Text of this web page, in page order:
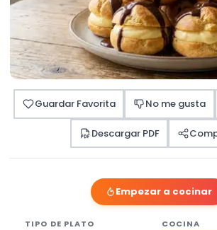
Guardar Favorita No me gusta
Descargar PDF
Empezar a cocinar
TIPO DE PLATO COCINA